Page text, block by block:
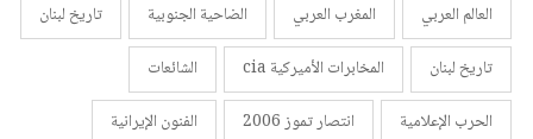
العالم العربي
المغرب العربي الضاحية الجنوبية
تاريخ لبنان
تاريخ لبنان
المخابرات الأميركية cia
الشائعات
الحرب الإعلامية
انتصار تموز 2006
الفنون الإيرانية